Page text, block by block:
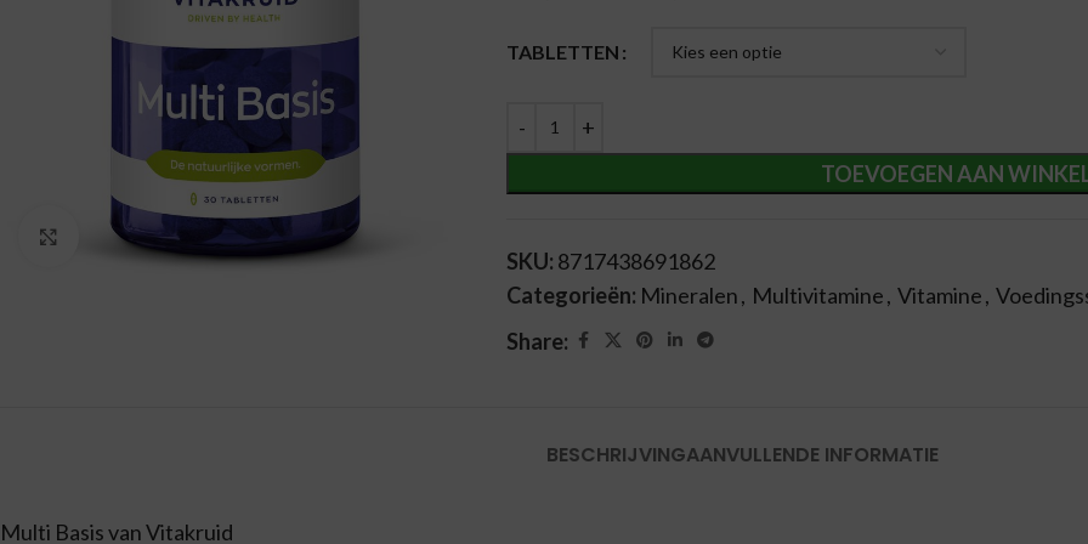
Vergroten
TABLETTEN
TOEVOEGEN AAN
Alternative:
SKU: 8717438691862
Categorieën: Mineralen, Multivitamine, Vitamine,
Share:
BESCHRIJVINGAANVULLENDE INFORMATIE
Multi Basis van Vitakruid